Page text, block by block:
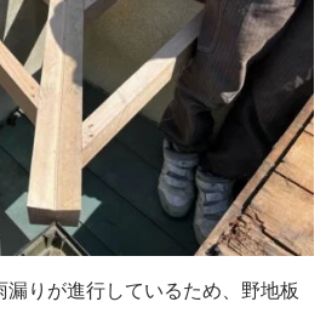
漏りが進行しているため、野地板